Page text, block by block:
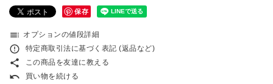
保存
toc オプションの値段詳細
error_outline 特定商取引法に基づく表記 (返品など)
share この商品を友達に教える
undo 買い物を続ける